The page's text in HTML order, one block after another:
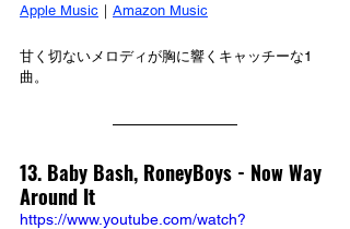
Apple Music ｜ Amazon Music
甘く切ないメロディが胸に響くキャッチーな1
曲。
13. Baby Bash, RoneyBoys - Now Way
Around It
https://www.youtube.com/watch?